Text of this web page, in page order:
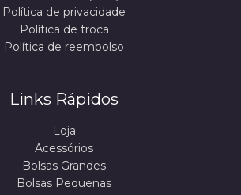
Política de privacidade
Política de troca
Política de reembolso
Links Rápidos
Loja
Acessórios
Bolsas Grandes
Bolsas Pequenas